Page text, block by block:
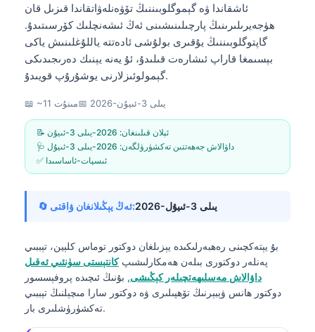
ئاشقاندا ۋە گېموگلوبىننىڭ تۆۋەنلەۋاتقاندا قىزىل قان
ھۈجەيرىلىرىنىڭ پارچىلىنىشىنى ئەڭ ئىشەنچلىك كۆرسىتىدۇ.
گاپتوگلوبىننىڭ يۇقىرى بولۇشى ئادەتتە ياللۇغلىنىش ياكى
بېسىمغا قاراپ ئىشارەت قىلىدۇ، ئۇ يەنە يېنىك دەرىجىدىكى
گېمولوئىزلارنى يوشۇرۇپ قويىدۇ.
📖 ~11 مىنۇت📅 2026-يىلى 3-ئىيۇن
📝 ئېلان قىلىنغان: 2026-يىلى 3-ئىيۇن
🩺 داۋالاش جەھەتتىن تەكشۈرۈلگەن: 2026-يىلى 3-ئىيۇل
✅ ئىسپات-ئاساسىدا
🔄 ئەڭ يېڭىلانغان ۋاقتى: 2026-يىلى 3-ئىيۇل
بۇ يېتەكچىنى رەھبەرلىكىدە يېزىلغان دوكتور توماس كلېين، تېببىي
پەنلەر دوكتورى بىلەن ھەمكارلىشىپكانتېستى سۈنئىي ئەقىل
داۋالاش مەسلىھەتچىلەر كېڭىشى, بۇنىڭ ئىچىدە پروفېسسور
دوكتور ھانس ۋېبېرنىڭ تۆھپىلىرى ۋە دوكتور سارا مىچېلنىڭ تېببىي
تەكشۈرۈشلىرى بار.